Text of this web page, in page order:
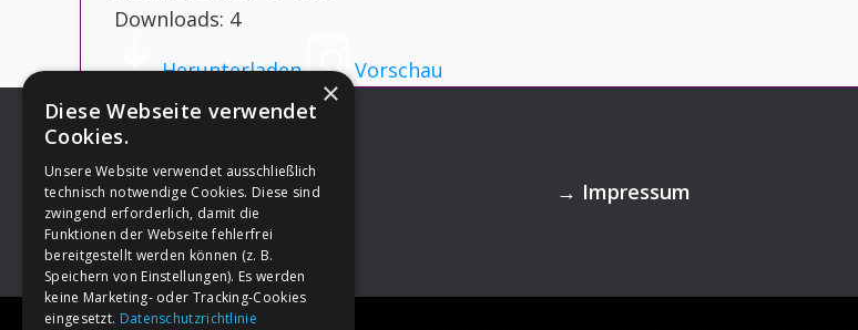
Downloads: 4
Herunterladen
Vorschau
Footer →Deine Spende → Impressum
×
Diese Webseite verwendet
Cookies.
Unsere Website verwendet ausschließlich
technisch notwendige Cookies. Diese sind
zwingend erforderlich, damit die
Funktionen der Webseite fehlerfrei
bereitgestellt werden können (z. B.
Speichern von Einstellungen). Es werden
keine Marketing- oder Tracking-Cookies
eingesetzt. Datenschutzrichtlinie